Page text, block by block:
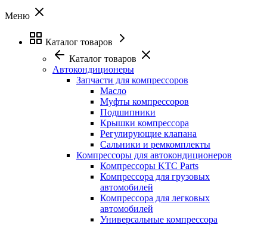
Меню
Каталог товаров
Каталог товаров
Автокондиционеры
Запчасти для компрессоров
Масло
Муфты компрессоров
Подшипники
Крышки компрессора
Регулирующие клапана
Сальники и ремкомплекты
Компрессоры для автокондиционеров
Компрессоры KTC Parts
Компрессора для грузовых
автомобилей
Компрессора для легковых
автомобилей
Универсальные компрессора